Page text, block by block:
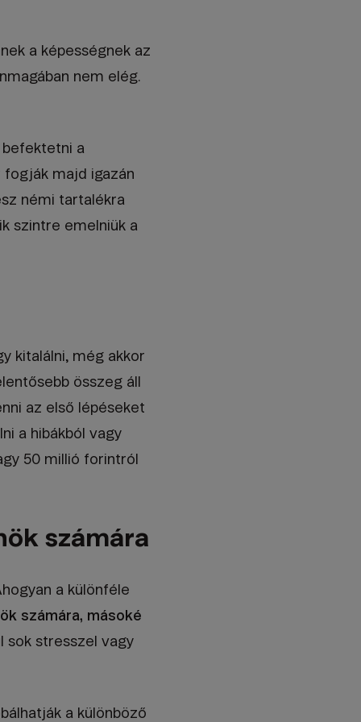
a képességnek az
nem elég.
befektetni a
fogják majd igazán
némi tartalékra
szintre emelniük a
kitalálni, még akkor
összeg áll
az első lépéseket
a hibákból vagy
50 millió forintról
számára
a különféle
számára, másoké
sok stresszel vagy
a különböző